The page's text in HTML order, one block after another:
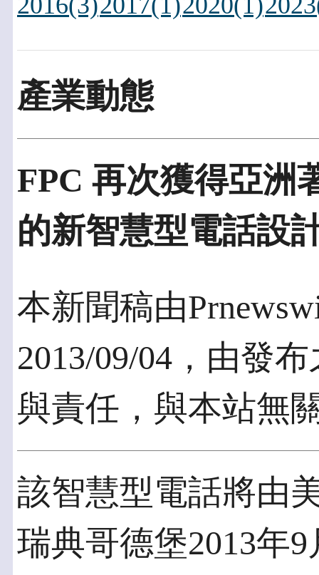
產業動態
FPC 再次獲得亞洲
的新智慧型電話設
本新聞稿由
2013/09/04，由發
與責任，與本站無
該智慧型電話將由
瑞典哥德堡2013年